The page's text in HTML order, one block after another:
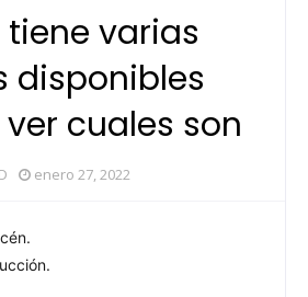
tiene varias
disponibles
cuales son
enero 27, 2022